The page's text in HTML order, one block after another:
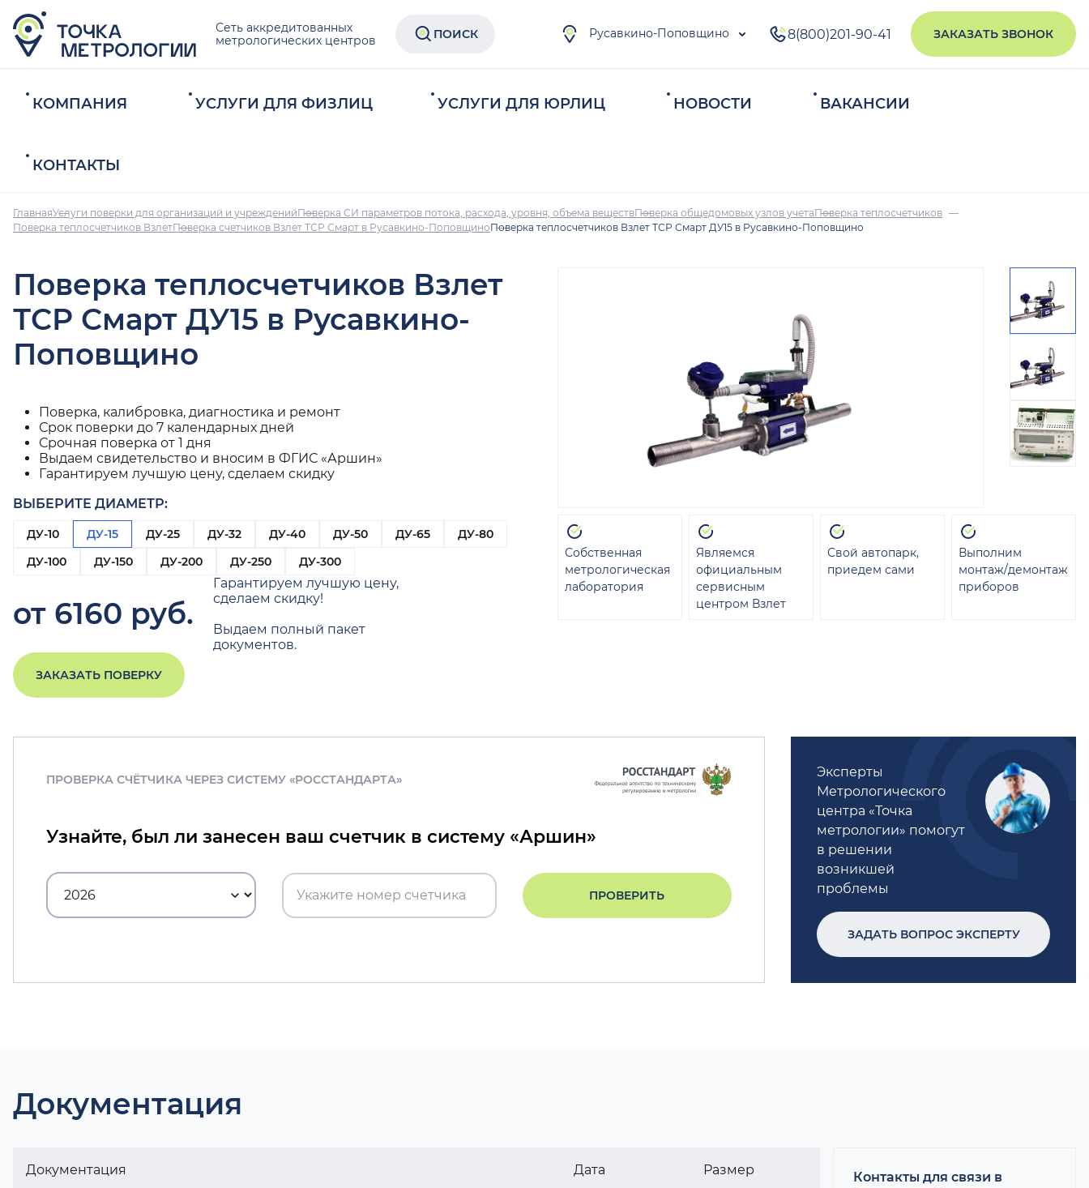
Сеть аккредитованных
метрологических центров
ПОИСК Русавкино-Поповщино 8(800)201-90-41 ЗАКАЗАТЬ ЗВОНОК
КОМПАНИЯ УСЛУГИ ДЛЯ ФИЗЛИЦ УСЛУГИ ДЛЯ ЮРЛИЦ НОВОСТИ ВАКАНСИИ
КОНТАКТЫ
ГлавнаяУслуги поверки для организаций и учрежденийПоверка СИ параметров потока, расхода, уровня, объема веществПоверка общедомовых узлов учетаПоверка теплосчетчиков
Поверка теплосчетчиков ВзлетПоверка счетчиков Взлет ТСР Смарт в Русавкино-ПоповщиноПоверка теплосчетчиков Взлет ТСР Смарт ДУ15 в Русавкино-Поповщино
Поверка теплосчетчиков Взлет
ТСР Смарт ДУ15 в Русавкино-
Поповщино
Поверка, калибровка, диагностика и ремонт
Срок поверки до 7 календарных дней
Срочная поверка от 1 дня
Выдаем свидетельство и вносим в ФГИС «Аршин»
Гарантируем лучшую цену, сделаем скидку
ВЫБЕРИТЕ ДИАМЕТР:
ДУ-10 ДУ-15 ДУ-25 ДУ-32 ДУ-40 ДУ-50 ДУ-65
ДУ-80
ДУ-100
ДУ-150 ДУ-200 ДУ-250 ДУ-300
от 6160 руб.
Гарантируем лучшую цену,
сделаем скидку!
Выдаем полный пакет
документов.
ЗАКАЗАТЬ ПОВЕРКУ
Собственная
метрологическая
лаборатория
Являемся
официальным
сервисным
центром Взлет
Свой автопарк,
приедем сами
Выполним
монтаж/демонтаж
приборов
ПРОВЕРКА СЧЁТЧИКА ЧЕРЕЗ СИСТЕМУ «РОССТАНДАРТА»
Узнайте, был ли занесен ваш счетчик в систему «Аршин»
ПРОВЕРИТЬ
Эксперты
Метрологического
центра «Точка
метрологии» помогут
в решении
возникшей
проблемы
ЗАДАТЬ ВОПРОС ЭКСПЕРТУ
Документация
Документация Дата Размер
Контакты для связи в